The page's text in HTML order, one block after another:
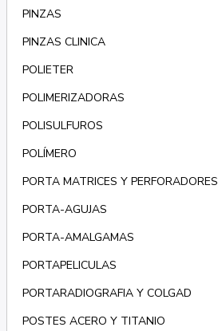
PINZAS
PINZAS CLINICA
POLIETER
POLIMERIZADORAS
POLISULFUROS
POLÍMERO
PORTA MATRICES Y PERFORADORES
PORTA-AGUJAS
PORTA-AMALGAMAS
PORTAPELICULAS
PORTARADIOGRAFIA Y COLGAD
POSTES ACERO Y TITANIO